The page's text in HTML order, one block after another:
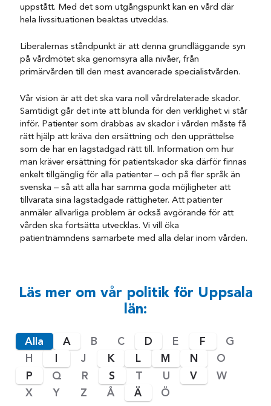
uppstått. Med det som utgångspunkt kan en vård där
hela livssituationen beaktas utvecklas.
Liberalernas ståndpunkt är att denna grundläggande syn
på vårdmötet ska genomsyra alla nivåer, från
primärvården till den mest avancerade specialistvården.
Vår vision är att det ska vara noll vårdrelaterade skador.
Samtidigt går det inte att blunda för den verklighet vi står
inför. Patienter som drabbas av skador i vården måste få
rätt hjälp att kräva den ersättning och den upprättelse
som de har en lagstadgad rätt till. Information om hur
man kräver ersättning för patientskador ska därför finnas
enkelt tillgänglig för alla patienter – och på fler språk än
svenska – så att alla har samma goda möjligheter att
tillvarata sina lagstadgade rättigheter. Att patienter
anmäler allvarliga problem är också avgörande för att
vården ska fortsätta utvecklas. Vi vill öka
patientnämndens samarbete med alla delar inom vården.
Läs mer om vår politik för Uppsala
län:
Alla A B C D E F
G
H
I J K L M N
O
P
Q R S U V
W
X
Y Z Å Ä Ö